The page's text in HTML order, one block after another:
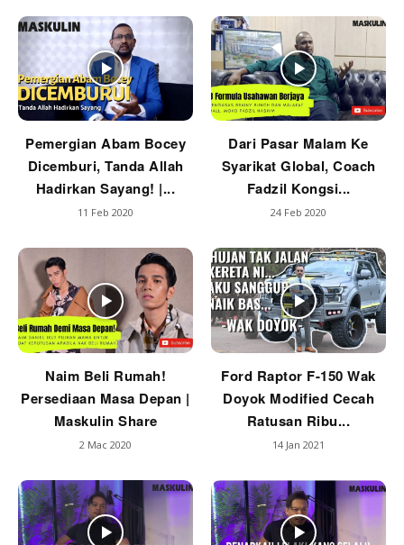
Pemergian Abam Bocey
Dicemburi, Tanda Allah
Hadirkan Sayang! |...
11 Feb 2020
Dari Pasar Malam Ke
Syarikat Global, Coach
Fadzil Kongsi...
24 Feb 2020
Naim Beli Rumah!
Persediaan Masa Depan |
Maskulin Share
2 Mac 2020
Ford Raptor F-150 Wak
Doyok Modified Cecah
Ratusan Ribu...
14 Jan 2021